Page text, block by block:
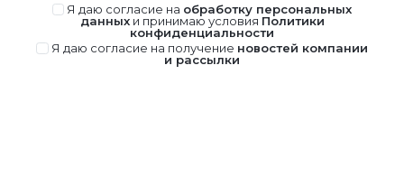
Я даю согласие на обработку персональных
данныхи принимаю условия Политики
конфиденциальности
Я даю согласие на получение новостей компании
и рассылки